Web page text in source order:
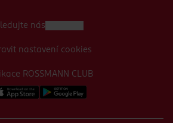
ROSSMANN CLUB
nás
nastavení cookies